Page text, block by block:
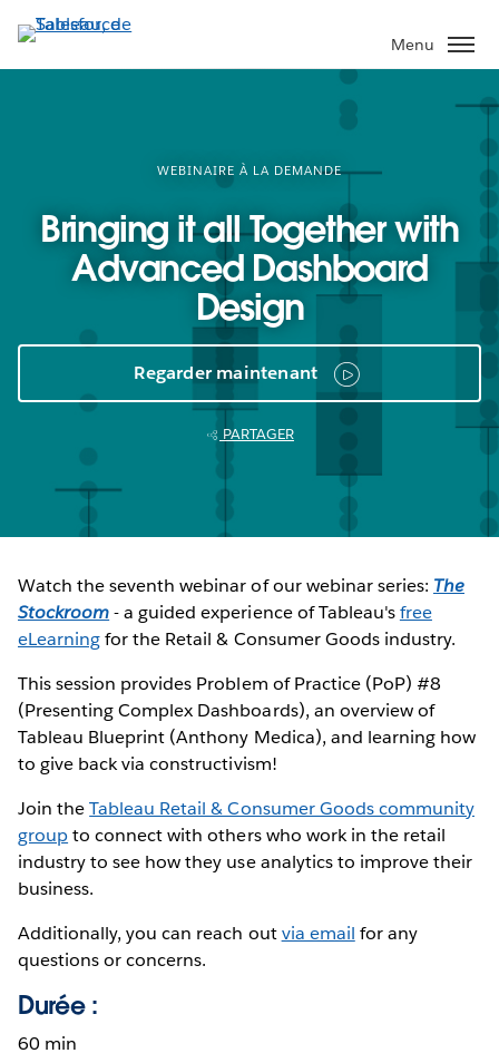
Aller
au
contenu
Menu
WEBINAIRE À LA DEMANDE
Bringing it all Together with
Advanced Dashboard
Design
Regarder maintenant
PARTAGER
Watch the seventh webinar of our webinar series: The
Stockroom- a guided experience of Tableau'sfree
eLearningfor the Retail & Consumer Goods industry.
This session provides Problem of Practice (PoP) #8
(Presenting Complex Dashboards), an overview of
Tableau Blueprint (Anthony Medica), and learning how
to give back via constructivism!
Join theTableau Retail & Consumer Goods community
groupto connect with others who work in the retail
industry to see how they use analytics to improve their
business.
Additionally, you can reach outvia email for any
questions or concerns.
Durée :
60 min